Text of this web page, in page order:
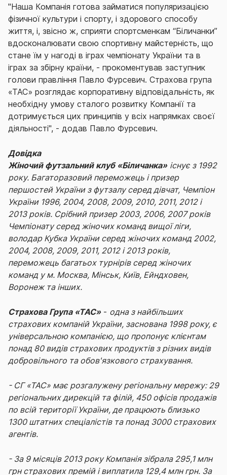
"Наша Компанія готова займатися популяризацією
фізичної культури і спорту, і здорового способу
життя, і, звісно ж, сприяти спортсменкам “Біличанки”
вдосконалювати свою спортивну майстерність, що
стане їм у нагоді в іграх чемпіонату України та в
іграх за збірну країни, - прокоментував заступник
голови правління Павло Фурсевич. Страхова група
«ТАС» розглядає корпоративну відповідальність, як
необхідну умову сталого розвитку Компанії та
дотримується цих принципів у всіх напрямках своєї
діяльності", - додав Павло Фурсевич.
Довідка
Жіночий футзальний клуб «Біличанка» існує з 1992
року. Багаторазовий переможець і призер
першостей України з футзалу серед дівчат, Чемпіон
України 1996, 2004, 2008, 2009, 2010, 2011, 2012 і
2013 років. Срібний призер 2003, 2006, 2007 років
Чемпіонату серед жіночих команд вищої ліги,
володар Кубка України серед жіночих команд 2002,
2004, 2008, 2009, 2011, 2012 і 2013 років,
переможець багатьох турнірів серед жіночих
команд у м. Москва, Мінськ, Київ, Ейндховен,
Воронеж та інших.
Страхова Група «ТАС»- одна з найбільших
страхових компаній України, заснована 1998 року, є
універсальною компанією, що пропонує клієнтам
понад 80 видів страхових продуктів з різних видів
добровільного та обов'язкового страхування.
- СГ «ТАС» має розгалужену регіональну мережу: 29
регіональних дирекцій та філій, 450 офісів продажів
по всій території України, де працюють близько
1300 штатних спеціалістів та понад 3000 страхових
агентів.
- За 9 місяців 2013 року Компанія зібрала 295,1 млн
грн страхових премій і виплатила 129,4 млн грн. За